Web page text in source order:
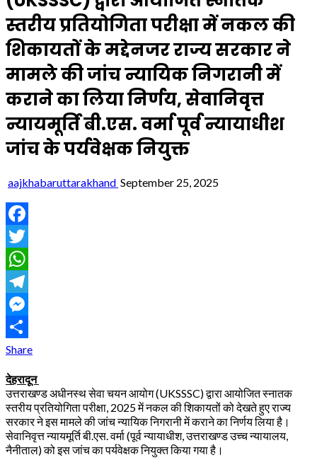
स्तरीय प्रतियोगिता परीक्षा में नकल की
शिकायतों के मद्देनजर राज्य सरकार ने
मामले की जांच न्यायिक निगरानी में
कराने का लिया निर्णय, सेवानिवृत्त
न्यायमूर्ति बी.एस. वर्मा पूर्व न्यायाधीश
जांच के पर्यवेक्षक नियुक्त
aajkhabaruttarakhand September 25, 2025
Facebook
Twitter
WhatsApp
Telegram
Messenger
Share
देहरादून
उत्तराखण्ड अधीनस्थ सेवा चयन आयोग (UKSSSC) द्वारा आयोजित स्नातक
स्तरीय प्रतियोगिता परीक्षा, 2025 में नकल की शिकायतों को देखते हुए राज्य
सरकार ने इस मामले की जांच न्यायिक निगरानी में कराने का निर्णय लिया है।
सेवानिवृत्त न्यायमूर्ति बी.एस. वर्मा (पूर्व न्यायाधीश, उत्तराखण्ड उच्च न्यायालय,
नैनीताल) को इस जांच का पर्यवेक्षक नियुक्त किया गया है।